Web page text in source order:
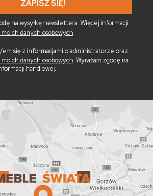
na wysyłkę newslettera. Więcej informacji
danych osobowych
em się z informacjami o administratorze oraz
danych osobowych. Wyrażam zgodę na
handlowej.